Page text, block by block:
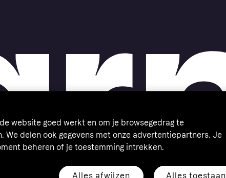
website goed werkt en om je browsegedrag te
We delen ook gegevens met onze advertentiepartners. Je
beheren of je toestemming intrekken.
Alles afwijzen Alles toestaan